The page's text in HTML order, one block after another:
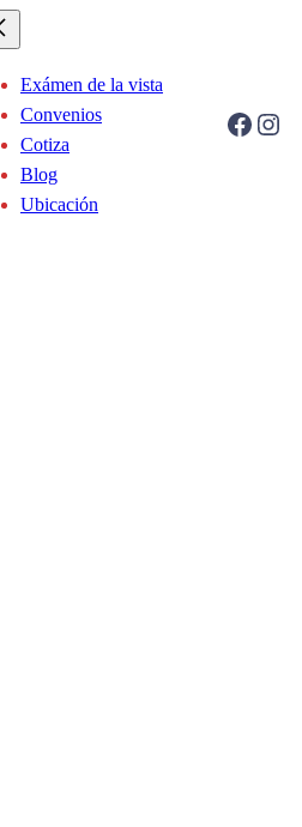
Exámen de la vista
Convenios
Cotiza
Blog
Ubicación
Facebook Instagram